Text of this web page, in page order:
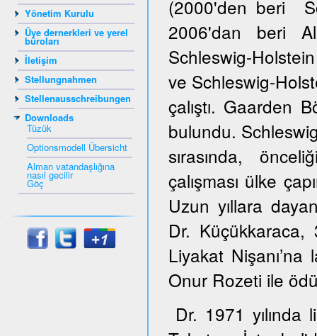
Yönetim Kurulu
Üye dernerkleri ve yerel
büroları
İletişim
Stellungnahmen
Stellenausschreibungen
Downloads
Tüzük
Optionsmodell Übersicht
Alman vatandaşlığına
nasıl gecilir
Göç
(2000'den beri
2006'dan beri
Schleswig-
ve Schleswig-
çalıştı. Gaarden
bulundu.
sırasında,
çalışması ülke
Uzun yıllara
Dr.
Liyakat
Onur Rozeti ile
Dr. 1971